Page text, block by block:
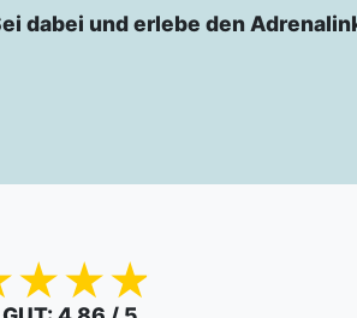
dabei und erlebe den